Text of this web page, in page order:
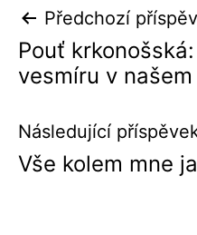
Navigace
pro
příspěvek
Předchozí
Pouť
vesmíru v
Následující
Vše kolem mne